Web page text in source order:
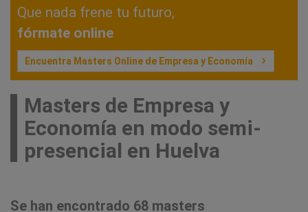
Que nada frene tu futuro,
fórmate online
Encuentra Masters Online de Empresa y Economía
Masters de Empresa y
Economía en modo semi-
presencial en Huelva
Se han encontrado 68 masters